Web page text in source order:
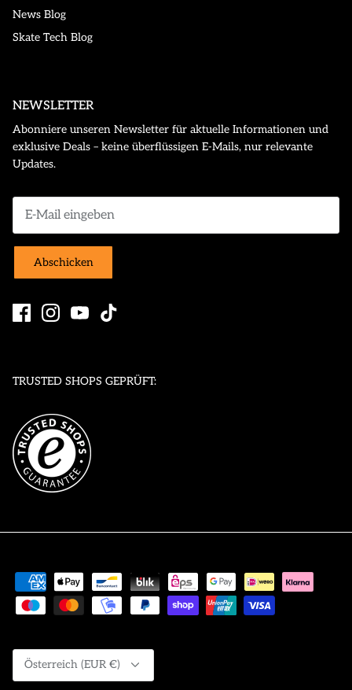
News Blog
Skate Tech Blog
NEWSLETTER
Abonniere unseren Newsletter für aktuelle Informationen und
exklusive Deals – keine überflüssigen E-Mails, nur relevante
Updates.
Abschicken
TRUSTED SHOPS GEPRÜFT:
Währung
Österreich (EUR €)